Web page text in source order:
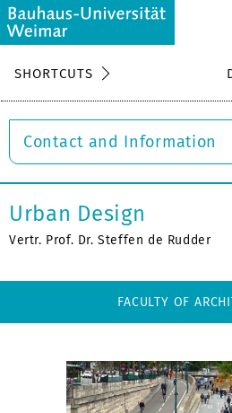
SHORTCUTS
Contact and Information
Urban Design
Vertr. Prof. Dr. Steffen de Rudder
FACULTY OF